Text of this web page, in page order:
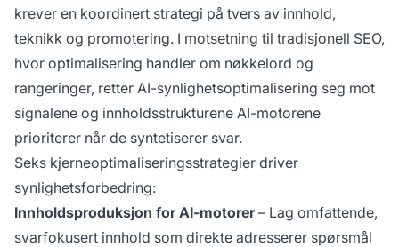
krever en koordinert strategi på tvers av innhold,
teknikk og promotering. I motsetning til tradisjonell SEO,
hvor optimalisering handler om nøkkelord og
rangeringer, retter AI-synlighetsoptimalisering seg mot
signalene og innholdsstrukturene AI-motorene
prioriterer når de syntetiserer svar.
Seks kjerneoptimaliseringsstrategier driver
synlighetsforbedring:
Innholdsproduksjon for AI-motorer– Lag omfattende,
svarfokusert innhold som direkte adresserer spørsmål